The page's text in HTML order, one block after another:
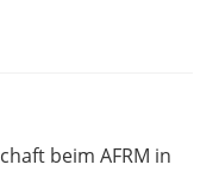
beim AFRM in